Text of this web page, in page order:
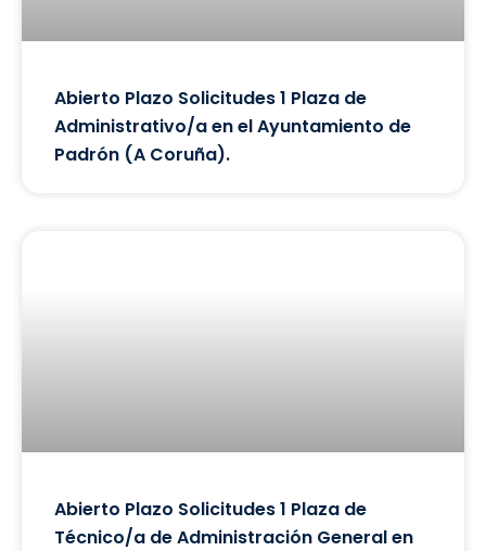
Abierto Plazo Solicitudes 1 Plaza de
Administrativo/a en el Ayuntamiento de
Padrón (A Coruña).
Abierto Plazo Solicitudes 1 Plaza de
Técnico/a de Administración General en